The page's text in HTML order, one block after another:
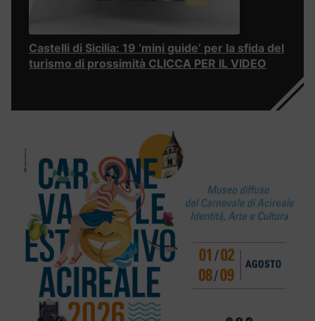
Castelli di Sicilia: 19 ‘mini guide’ per la sfida del
turismo di prossimità CLICCA PER IL VIDEO